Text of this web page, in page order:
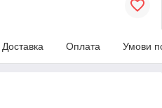
Доставка Оплата Умови